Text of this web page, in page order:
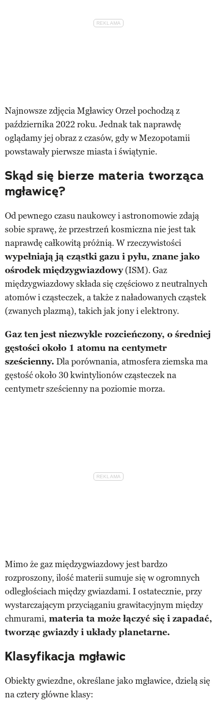
Najnowsze zdjęcia Mgławicy Orzeł pochodzą z
października 2022 roku. Jednak tak naprawdę
oglądamy jej obraz z czasów, gdy w Mezopotamii
powstawały pierwsze miasta i świątynie.
Skąd się bierze materia tworząca
mgławicę?
Od pewnego czasu naukowcy i astronomowie zdają
sobie sprawę, że przestrzeń kosmiczna nie jest tak
naprawdę całkowitą próżnią. W rzeczywistości
wypełniają ją cząstki gazu i pyłu, znane jako
ośrodek międzygwiazdowy(ISM). Gaz
międzygwiazdowy składa się częściowo z neutralnych
atomów i cząsteczek, a także z naładowanych cząstek
(zwanych plazmą), takich jak jony i elektrony.
Gaz ten jest niezwykle rozcieńczony, o średniej
gęstości około 1 atomu na centymetr
sześcienny. Dla porównania, atmosfera ziemska ma
gęstość około 30 kwintylionów cząsteczek na
centymetr sześcienny na poziomie morza.
Mimo że gaz międzygwiazdowy jest bardzo
rozproszony, ilość materii sumuje się w ogromnych
odległościach między gwiazdami. I ostatecznie, przy
wystarczającym przyciąganiu grawitacyjnym między
chmurami, materia ta może łączyć się i zapadać,
tworząc gwiazdy i układy planetarne.
Klasyfikacja mgławic
Obiekty gwiezdne, określane jako mgławice, dzielą się
na cztery główne klasy: